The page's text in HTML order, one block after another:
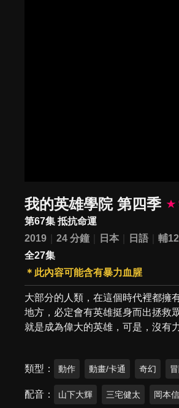
我的英雄學院 第四季
第67集 抵抗命運
2019
24 分鐘 日本 日語
輔
全27集
＊此內容可能含有暴力血腥
大部分的人類，在這個時代裡都擁
地方，必定會有英雄挺身而出拯
就是成為偉大的英雄，可是，沒有
類型 動作 動畫/卡通 奇幻
配音 山下大輝 三宅健太 岡本